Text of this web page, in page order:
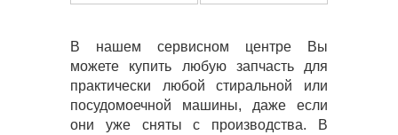
В нашем сервисном центре Вы
можете купить любую запчасть для
практически любой стиральной или
посудомоечной машины, даже если
они уже сняты с производства. В